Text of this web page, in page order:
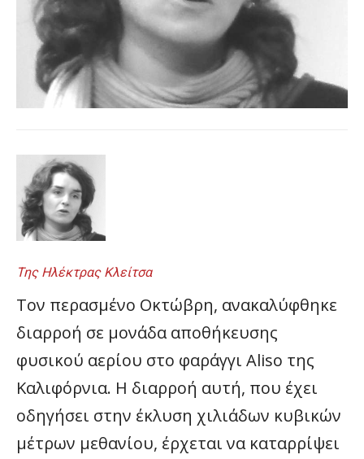
Της Ηλέκτρας Κλείτσα
Τον περασμένο Οκτώβρη, ανακαλύφθηκε
διαρροή σε μονάδα αποθήκευσης
φυσικού αερίου στο φαράγγι Aliso της
Καλιφόρνια. Η διαρροή αυτή, που έχει
οδηγήσει στην έκλυση χιλιάδων κυβικών
μέτρων μεθανίου, έρχεται να καταρρίψει